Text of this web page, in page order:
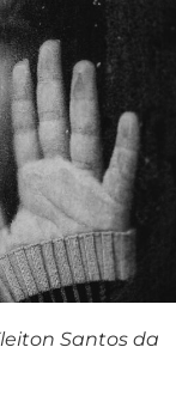
Santos da